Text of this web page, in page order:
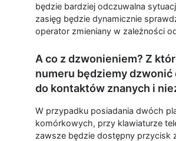
będzie bardziej odczuwalna
zasięg będzie dynamicznie
operator zmieniany w zależności
A co z dzwonieniem? Z
numeru będziemy dzwonić
do kontaktów znanych i
W przypadku posiadania dwóch
komórkowych, przy klawiaturze
zawsze będzie dostępny przycisk